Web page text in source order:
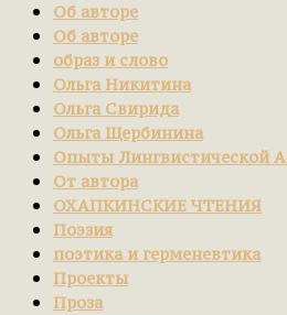
Об авторе
Об авторе
образ и слово
Ольга Никитина
Ольга Свирида
Ольга Щербинина
Опыты Лингвистической
От автора
ОХАПКИНСКИЕ ЧТЕНИЯ
Поэзия
поэтика и герменевтика
Проекты
Проза